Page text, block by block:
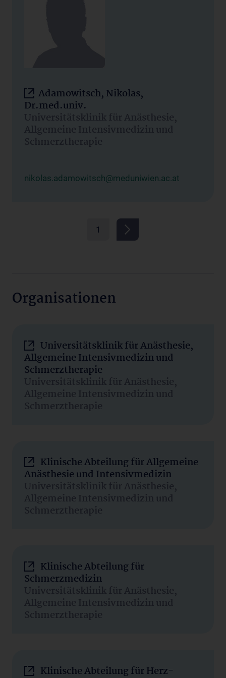
Adamowitsch, Nikolas,
Dr.med.univ.
Universitätsklinik für Anästhesie,
Allgemeine Intensivmedizin und
Schmerztherapie
nikolas.adamowitsch@meduniwien.ac.at
1
Organisationen
Universitätsklinik für Anästhesie,
Allgemeine Intensivmedizin und
Schmerztherapie
Universitätsklinik für Anästhesie,
Allgemeine Intensivmedizin und
Schmerztherapie
Klinische Abteilung für Allgemeine
Anästhesie und Intensivmedizin
Universitätsklinik für Anästhesie,
Allgemeine Intensivmedizin und
Schmerztherapie
Klinische Abteilung für
Schmerzmedizin
Universitätsklinik für Anästhesie,
Allgemeine Intensivmedizin und
Schmerztherapie
Klinische Abteilung für Herz-